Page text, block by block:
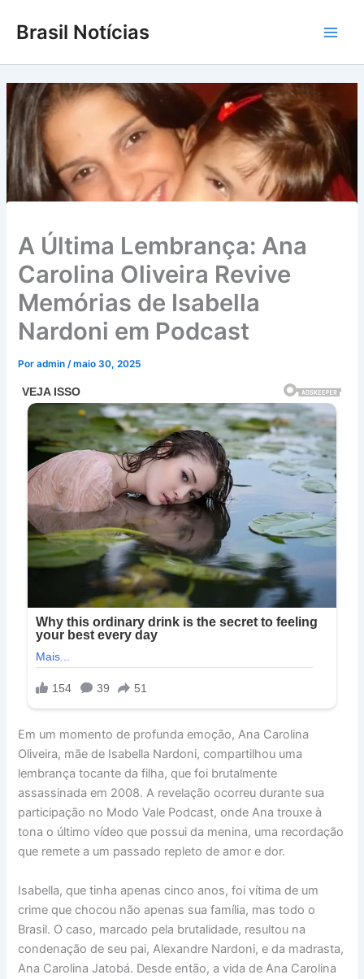
para
conteúdo
Brasil Notícias
A Última Lembrança: Ana
Carolina Oliveira Revive
Memórias de Isabella
Nardoni em Podcast
Poradmin/maio 30, 2025
Em um momento de profunda emoção, Ana Carolina
Oliveira, mãe de Isabella Nardoni, compartilhou uma
lembrança tocante da filha, que foi brutalmente
assassinada em 2008. A revelação ocorreu durante sua
participação no Modo Vale Podcast, onde Ana trouxe à
tona o último vídeo que possui da menina, uma recordação
que remete a um passado repleto de amor e dor.
Isabella, que tinha apenas cinco anos, foi vítima de um
crime que chocou não apenas sua família, mas todo o
Brasil. O caso, marcado pela brutalidade, resultou na
condenação de seu pai, Alexandre Nardoni, e da madrasta,
Ana Carolina Jatobá. Desde então, a vida de Ana Carolina